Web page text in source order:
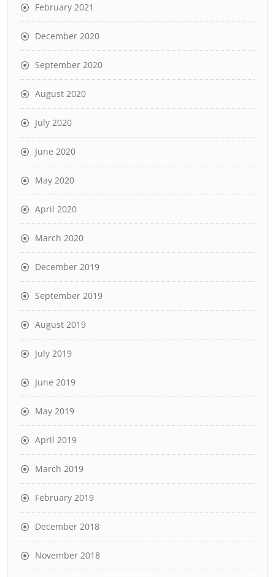
February 2021
December 2020
September 2020
August 2020
July 2020
June 2020
May 2020
April 2020
March 2020
December 2019
September 2019
August 2019
July 2019
June 2019
May 2019
April 2019
March 2019
February 2019
December 2018
November 2018